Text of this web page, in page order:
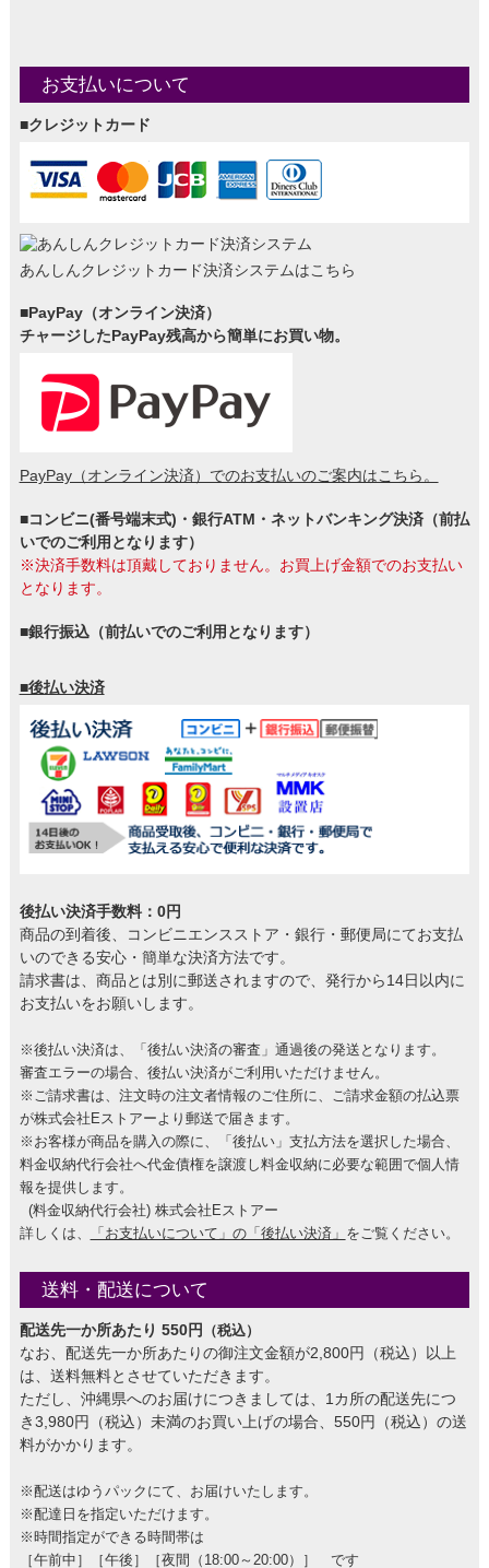
お支払いについて
■クレジットカード
あんしんクレジットカード決済システムはこちら
■PayPay（オンライン決済）
チャージしたPayPay残高から簡単にお買い物。
PayPay（オンライン決済）でのお支払いのご案内はこちら。
■コンビニ(番号端末式)・銀行ATM・ネットバンキング決済（前払
いでのご利用となります）
※決済手数料は頂戴しておりません。お買上げ金額でのお支払い
となります。
■銀行振込（前払いでのご利用となります）
■後払い決済
後払い決済手数料：0円
商品の到着後、コンビニエンスストア・銀行・郵便局にてお支払
いのできる安心・簡単な決済方法です。
請求書は、商品とは別に郵送されますので、発行から14日以内に
お支払いをお願いします。
※後払い決済は、「後払い決済の審査」通過後の発送となります。
審査エラーの場合、後払い決済がご利用いただけません。
※ご請求書は、注文時の注文者情報のご住所に、ご請求金額の払込票
が株式会社Eストアーより郵送で届きます。
※お客様が商品を購入の際に、「後払い」支払方法を選択した場合、
料金収納代行会社へ代金債権を譲渡し料金収納に必要な範囲で個人情
報を提供します。
(料金収納代行会社) 株式会社Eストアー
詳しくは、
「お支払いについて」の「後払い決済」 をご覧ください。
送料・配送について
配送先一か所あたり 550円 （税込）
なお、配送先一か所あたりの御注文金額が2,800円（税込）以上
は、送料無料とさせていただきます。
ただし、沖縄県へのお届けにつきましては、1カ所の配送先につ
き3,980円（税込）未満のお買い上げの場合、550円（税込）の送
料がかかります。
※配送はゆうパックにて、お届けいたします。
※配達日を指定いただけます。
※時間指定ができる時間帯は
［午前中］［午後］［夜間（18:00～20:00）］ です